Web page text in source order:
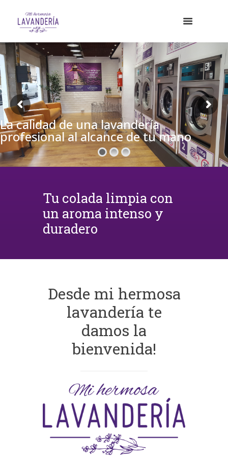
La calidad de una lavandería
profesional al alcance de tu mano
Tu colada limpia con
un aroma intenso y
duradero
Desde mi hermosa
lavandería te
damos la
bienvenida!